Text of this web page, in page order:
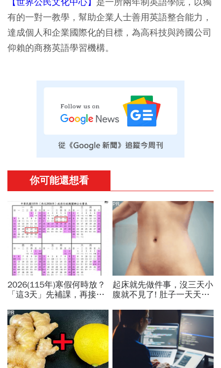
有的一對一教學，幫助企業人士善用英語整合能力，
達成個人和企業國際化的目標，為高科技與跨國公司
仰賴的商務英語學習機構。